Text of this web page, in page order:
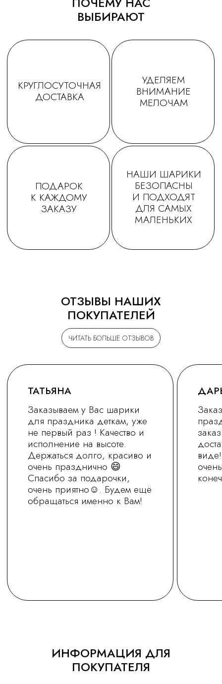
ВЫБИРАЮТ
ЧИТАТЬ БОЛЬШЕ ОТЗЫВОВ
ОТЗЫВЫ НАШИХ
ПОКУПАТЕЛЕЙ
ИНФОРМАЦИЯ ДЛЯ
ПОКУПАТЕЛЯ
Сайт носит информационный характер
и не является офертой
vred01@list.ru
+7 (930) 255-77-11
Россия, г. Нижний Новгород,
ул. Невзоровых , д 111